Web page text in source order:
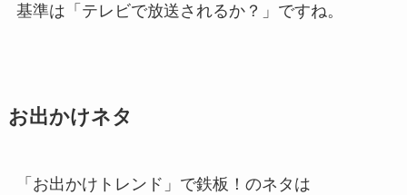
基準は「テレビで放送されるか？」ですね。
お出かけネタ
「お出かけトレンド」で鉄板！のネタは